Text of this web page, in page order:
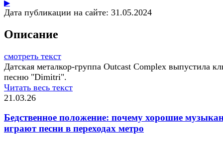
▶
Дата публикации на сайте: 31.05.2024
Описание
смотреть текст
Датская металкор-группа Outcast Complex выпустила
песню "Dimitri".
Читать весь текст
21.03.26
Бедственное положение: почему хорошие
играют песни в переходах метро